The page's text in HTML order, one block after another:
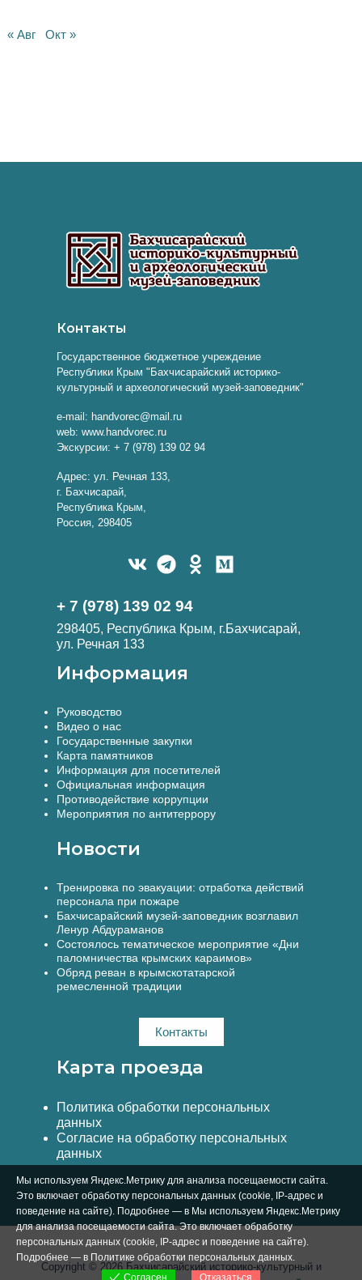
« Авг Окт »
Контакты
Государственное бюджетное учреждение
Республики Крым "Бахчисарайский историко-
культурный и археологический музей-заповедник"
e-mail: handvorec@mail.ru
web: www.handvorec.ru
Экскурсии: + 7 (978) 139 02 94
Адрес: ул. Речная 133,
г. Бахчисарай,
Республика Крым,
Россия, 298405
+ 7 (978) 139 02 94
298405, Республика Крым, г.Бахчисарай,
ул. Речная 133
Информация
Руководство
Видео о нас
Государственные закупки
Карта памятников
Информация для посетителей
Официальная информация
Противодействие коррупции
Мероприятия по антитеррору
Новости
Тренировка по эвакуации: отработка действий
персонала при пожаре
Бахчисарайский музей-заповедник возглавил
Ленур Абдураманов
Состоялось тематическое мероприятие «Дни
паломничества крымских караимов»
Обряд реван в крымскотатарской
ремесленной традиции
Контакты
Карта проезда
Политика обработки персональных
данных
Согласие на обработку персональных
данных
Copyright © 2026 Бахчисарайский историко-культурный и
Мы используем Яндекс.Метрику для анализа посещаемости сайта.
Это включает обработку персональных данных (cookie, IP-адрес и
поведение на сайте). Подробнее — в Мы используем Яндекс.Метрику
для анализа посещаемости сайта. Это включает обработку
персональных данных (cookie, IP-адрес и поведение на сайте).
Подробнее — в Политике обработки персональных данных.
Согласен
Отказаться